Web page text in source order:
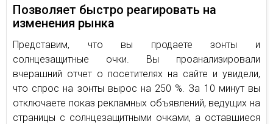
Позволяет быстро реагировать на
изменения рынка
Представим, что вы продаете зонты и
солнцезащитные очки. Вы проанализировали
вчерашний отчет о посетителях на сайте и увидели,
что спрос на зонты вырос на 250 %. За 10 минут вы
отключаете показ рекламных объявлений, ведущих на
страницы с солнцезащитными очками, а оставшиеся